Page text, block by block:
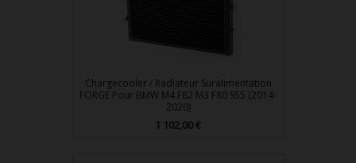
Chargecooler / Radiateur Suralimentation
FORGE Pour BMW M4 F82 M3 F80 S55 (2014-
2020)
Prix
1 102,00 €